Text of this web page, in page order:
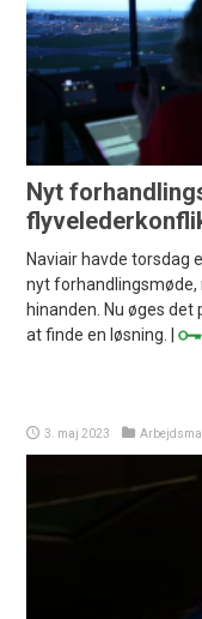
Nyt
Naviair havde torsdag
nyt
hinanden. Nu øges
at finde en løsning. |
3. maj 2023